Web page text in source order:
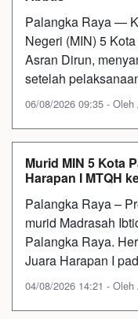
Palangka Raya —
Negeri (MIN) 5
Asran Dirun,
setelah
06/08/2026 09:35 -
Murid MIN 5 Kota
Harapan I MTQH
Palangka Raya –
murid Madrasah
Palangka Raya.
Juara Harapan I
04/08/2026 14:21 -